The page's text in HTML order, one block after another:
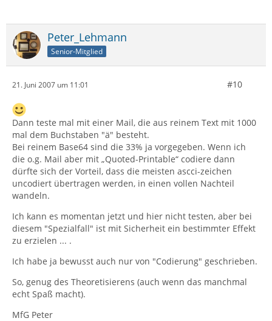
Peter_Lehmann
Senior-Mitglied
21. Juni 2007 um 11:01 #10
Dann teste mal mit einer Mail, die aus reinem Text mit 1000
mal dem Buchstaben "ä" besteht.
Bei reinem Base64 sind die 33% ja vorgegeben. Wenn ich
die o.g. Mail aber mit „Quoted-Printable“ codiere dann
dürfte sich der Vorteil, dass die meisten ascci-zeichen
uncodiert übertragen werden, in einen vollen Nachteil
wandeln.
Ich kann es momentan jetzt und hier nicht testen, aber bei
diesem "Spezialfall" ist mit Sicherheit ein bestimmter Effekt
zu erzielen ... .
Ich habe ja bewusst auch nur von "Codierung" geschrieben.
So, genug des Theoretisierens (auch wenn das manchmal
echt Spaß macht).
MfG Peter